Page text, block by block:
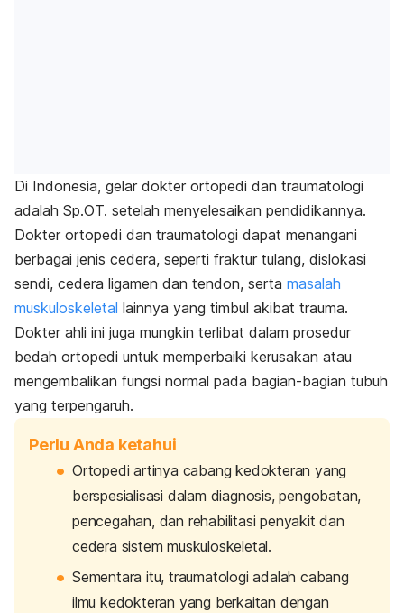
Di Indonesia, gelar dokter ortopedi dan traumatologi
adalah Sp.OT. setelah menyelesaikan pendidikannya.
Dokter ortopedi dan traumatologi dapat menangani
berbagai jenis cedera, seperti fraktur tulang, dislokasi
sendi, cedera ligamen dan tendon, serta masalah
muskuloskeletal lainnya yang timbul akibat trauma.
Dokter ahli ini juga mungkin terlibat dalam prosedur
bedah ortopedi untuk memperbaiki kerusakan atau
mengembalikan fungsi normal pada bagian-bagian tubuh
yang terpengaruh.
Perlu Anda ketahui
Ortopedi artinya cabang kedokteran yang
berspesialisasi dalam diagnosis, pengobatan,
pencegahan, dan rehabilitasi penyakit dan
cedera sistem muskuloskeletal.
Sementara itu, traumatologi adalah cabang
ilmu kedokteran yang berkaitan dengan